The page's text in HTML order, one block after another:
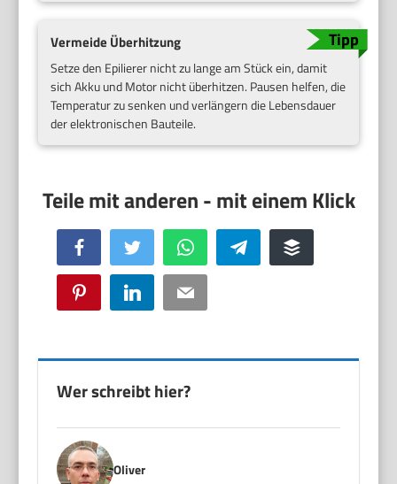
Vermeide Überhitzung
Setze den Epilierer nicht zu lange am Stück ein, damit
sich Akku und Motor nicht überhitzen. Pausen helfen, die
Temperatur zu senken und verlängern die Lebensdauer
der elektronischen Bauteile.
Facebook Twitter WhatsApp Telegram Buffer
Pinterest LinkedIn Email
Wer schreibt hier?
Oliver